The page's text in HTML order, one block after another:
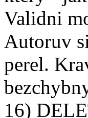
Validni
Autoruv
perel.
16)